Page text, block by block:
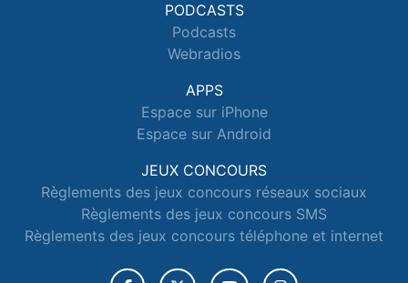
PODCASTS
Podcasts
Webradios
APPS
Espace sur iPhone
Espace sur Android
JEUX CONCOURS
Règlements des jeux concours réseaux sociaux
Règlements des jeux concours SMS
Règlements des jeux concours téléphone et internet